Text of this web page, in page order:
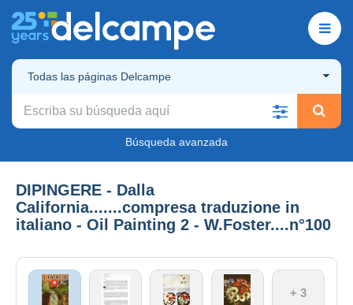
Todas las páginas Delcampe
Búsqueda avanzada
DIPINGERE - Dalla
California.......compresa traduzione in
italiano - Oil Painting 2 - W.Foster....n°100
+ 3